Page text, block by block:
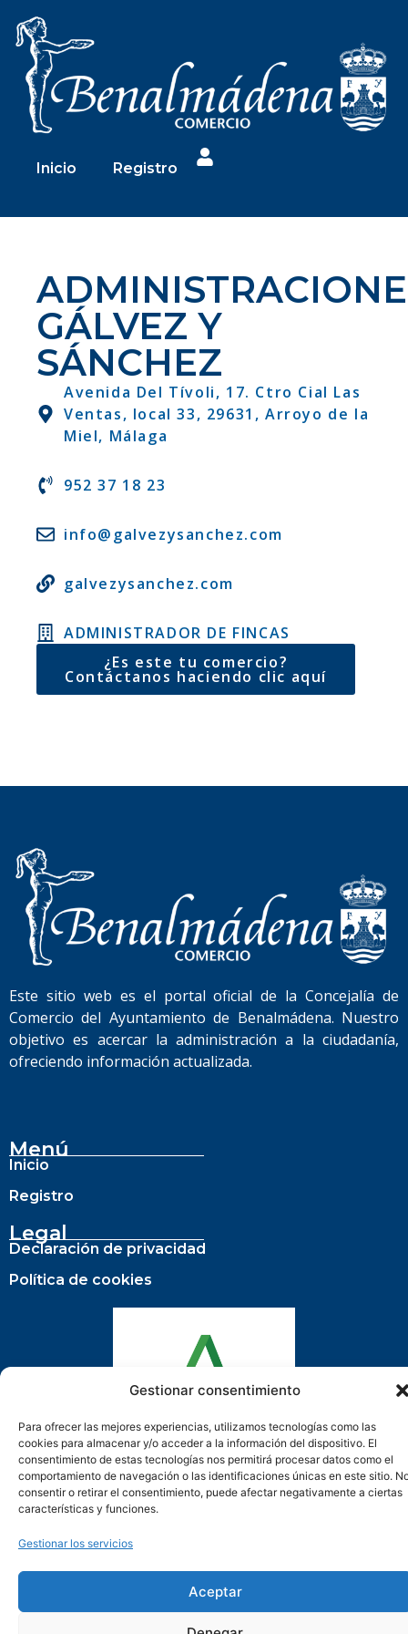
Gestionar consentimiento
Para ofrecer las mejores experiencias, utilizamos tecnologías como las
cookies para almacenar y/o acceder a la información del dispositivo. El
consentimiento de estas tecnologías nos permitirá procesar datos como el
comportamiento de navegación o las identificaciones únicas en este sitio.
consentir o retirar el consentimiento, puede afectar negativamente a ciertas
características y funciones.
Gestionar los servicios
Aceptar
Inicio Registro
GÁLVEZ Y
SÁNCHEZ
Avenida Del Tívoli, 17. Ctro Cial Las
Ventas, local 33, 29631, Arroyo de la
Miel, Málaga
952 37 18 23
info@galvezysanchez.com
galvezysanchez.com
ADMINISTRADOR DE FINCAS
¿Es este tu comercio?
Contáctanos haciendo clic aquí
Este sitio web es el portal oficial de la Concejalía de
Comercio del Ayuntamiento de Benalmádena. Nuestro
objetivo es acercar la administración a la ciudadanía,
ofreciendo información actualizada.
Menú
Inicio
Registro
Legal
Declaración de privacidad
Política de cookies
Actuación cofinanciada con la Consejería de Empleo,
Formación y Trabajo Autónomo de la Junta de Andalucía
Ayuntamiento de Benalmádena © 2025 • Todos los
derechos reservados • Desarrollada por
AcciónMK™